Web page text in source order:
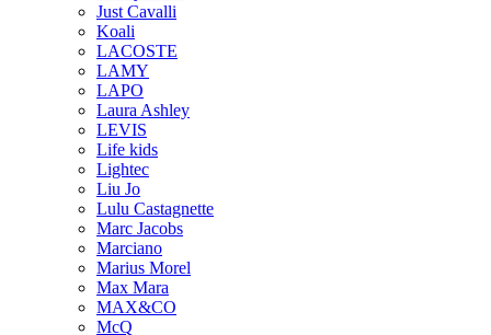
Just Cavalli
Koali
LACOSTE
LAMY
LAPO
Laura Ashley
LEVIS
Life kids
Lightec
Liu Jo
Lulu Castagnette
Marc Jacobs
Marciano
Marius Morel
Max Mara
MAX&CO
McQ